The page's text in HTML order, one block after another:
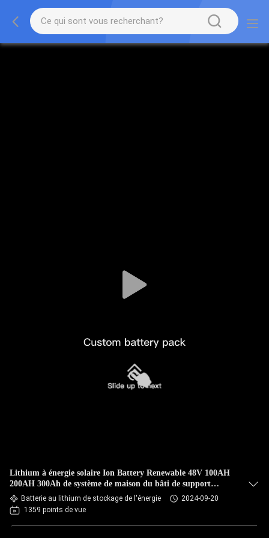
Lithium à énergie solaire Ion Battery Renewable 48V 100AH
200AH 300Ah de système de maison du bâti de support
LiFePO4
Batterie au lithium de stockage de l'énergie
2024-09-20
1359 points de vue